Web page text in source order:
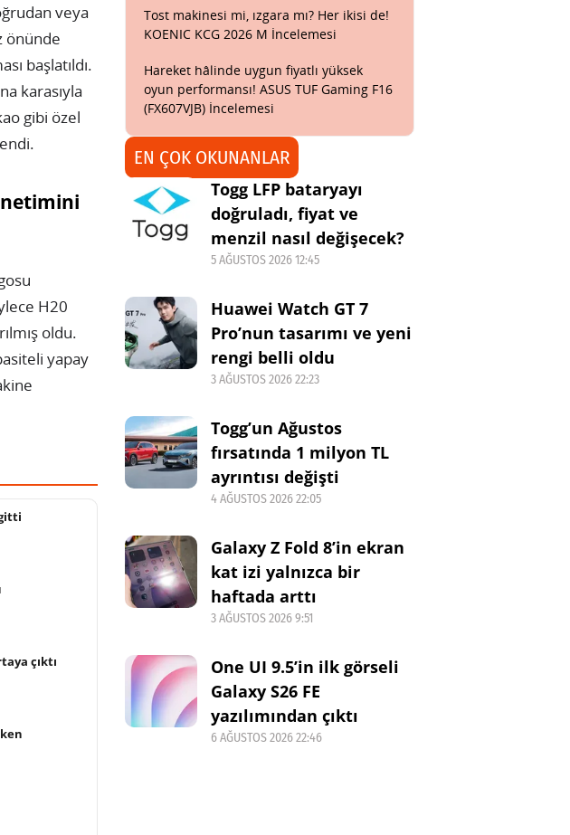
veya
önünde
başlatıldı.
karasıyla
gibi özel
H20
oldu.
yapay
çıktı
Tost makinesi mi, ızgara mı? Her ikisi de!
KOENIC KCG 2026 M İncelemesi
Hareket hâlinde uygun fiyatlı yüksek
oyun performansı! ASUS TUF Gaming F16
(FX607VJB) İncelemesi
EN ÇOK OKUNANLAR
Togg LFP bataryayı
doğruladı, fiyat ve
menzil nasıl değişecek?
5 AĞUSTOS 2026 12:45
Huawei Watch GT 7
Pro’nun tasarımı ve yeni
rengi belli oldu
3 AĞUSTOS 2026 22:23
Togg’un Ağustos
fırsatında 1 milyon TL
ayrıntısı değişti
4 AĞUSTOS 2026 22:05
Galaxy Z Fold 8’in ekran
kat izi yalnızca bir
haftada arttı
3 AĞUSTOS 2026 9:51
One UI 9.5’in ilk görseli
Galaxy S26 FE
yazılımından çıktı
6 AĞUSTOS 2026 22:46